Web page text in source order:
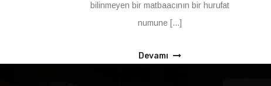
bilinmeyen bir matbaacının bir hurufat
numune [...]
Devamı